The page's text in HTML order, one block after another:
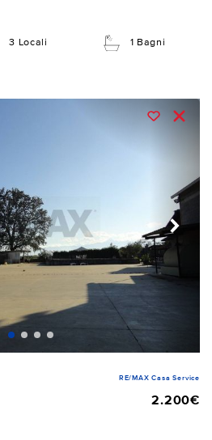
3 Locali 1 Bagni
RE/MAX Casa Service
2.200€